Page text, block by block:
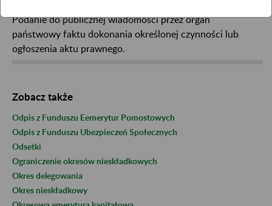
Podanie do publicznej wiadomości przez organ
państwowy faktu dokonania określonej czynności lub
ogłoszenia aktu prawnego.
Zobacz także
Odpis z Funduszu Eemerytur Pomostowych
Odpis z Funduszu Ubezpieczeń Społecznych
Odsetki
Ograniczenie okresów nieskładkowych
Okres delegowania
Okres nieskładkowy